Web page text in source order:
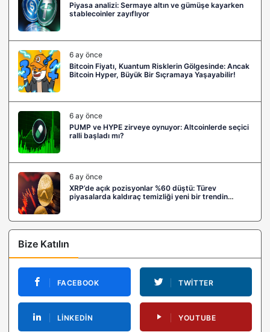
Piyasa analizi: Sermaye altın ve gümüşe kayarken
stablecoinler zayıflıyor
6 ay önce
Bitcoin Fiyatı, Kuantum Risklerin Gölgesinde: Ancak
Bitcoin Hyper, Büyük Bir Sıçramaya Yaşayabilir!
6 ay önce
PUMP ve HYPE zirveye oynuyor: Altcoinlerde seçici
ralli başladı mı?
6 ay önce
XRP’de açık pozisyonlar %60 düştü: Türev
piyasalarda kaldıraç temizliği yeni bir trendin
Bize Katılın
FACEBOOK TWITTER
LINKEDIN YOUTUBE